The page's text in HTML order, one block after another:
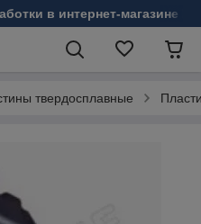
в интернет-магазине
твердосплавные